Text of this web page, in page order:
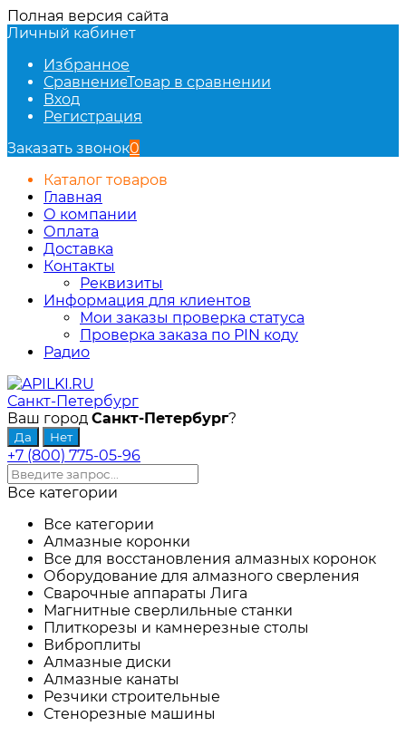
Полная версия сайта
Личный кабинет
Избранное
СравнениеТовар в сравнении
Вход
Регистрация
Заказать звонок0
Каталог товаров
Главная
О компании
Оплата
Доставка
Контакты
Реквизиты
Информация для клиентов
Мои заказы проверка статуса
Проверка заказа по PIN коду
Радио
Санкт-Петербург
Ваш город Санкт-Петербург?
+7 (800) 775-05-96
Все категории
Все категории
Алмазные коронки
Все для восстановления алмазных коронок
Оборудование для алмазного сверления
Сварочные аппараты Лига
Магнитные сверлильные станки
Плиткорезы и камнерезные столы
Виброплиты
Алмазные диски
Алмазные канаты
Резчики строительные
Стенорезные машины